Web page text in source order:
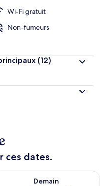
Wi-Fi gratuit
Non-fumeurs
(12)
ces dates.
5 - août 6
Demain
la disponibilité pour